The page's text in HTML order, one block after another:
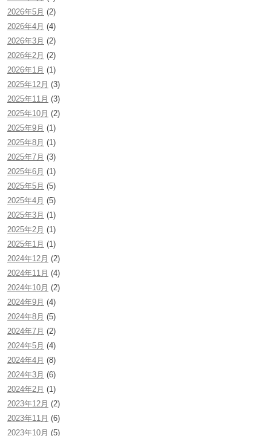
2026年5月 (2)
2026年4月 (4)
2026年3月 (2)
2026年2月 (2)
2026年1月 (1)
2025年12月 (3)
2025年11月 (3)
2025年10月 (2)
2025年9月 (1)
2025年8月 (1)
2025年7月 (3)
2025年6月 (1)
2025年5月 (5)
2025年4月 (5)
2025年3月 (1)
2025年2月 (1)
2025年1月 (1)
2024年12月 (2)
2024年11月 (4)
2024年10月 (2)
2024年9月 (4)
2024年8月 (5)
2024年7月 (2)
2024年5月 (4)
2024年4月 (8)
2024年3月 (6)
2024年2月 (1)
2023年12月 (2)
2023年11月 (6)
2023年10月 (5)